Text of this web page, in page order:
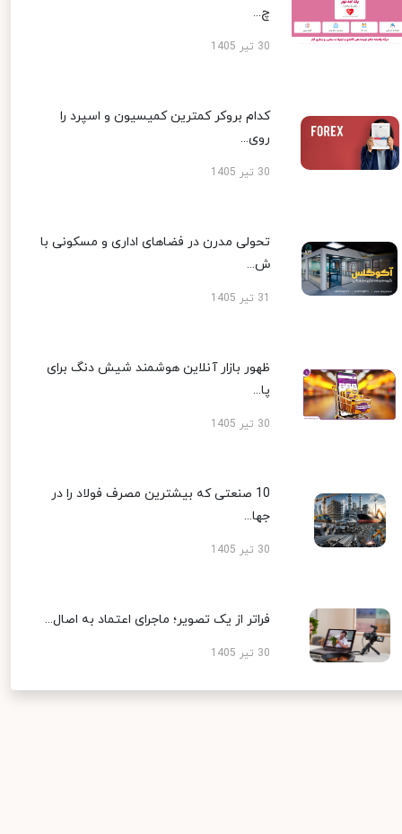
چ...
30 تیر 1405
کدام بروکر کمترین کمیسیون و اسپرد را
روی...
30 تیر 1405
تحولی مدرن در فضاهای اداری و مسکونی با
ش...
ظهور بازار آنلاین هوشمند شیش دنگ برای
پا...
30 تیر 1405
10 صنعتی که بیشترین مصرف فولاد را در
جها...
30 تیر 1405
فراتر از یک تصویر؛ ماجرای اعتماد به اصال...
30 تیر 1405